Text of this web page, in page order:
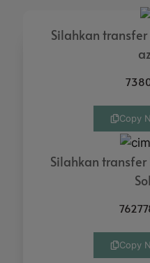
Silahkan
Copy
Silahkan transfer
Copy